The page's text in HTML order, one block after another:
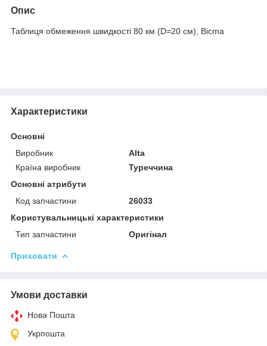
Опис
Таблиця обмеження швидкості 80 км (D=20 см), Bicma
Характеристики
Основні
Виробник
Alta
Країна виробник
Туреччина
Основні атрибути
Код запчастини
26033
Користувальницькі характеристики
Тип запчастини
Оригінал
Приховати
Умови доставки
Нова Пошта
Укрпошта